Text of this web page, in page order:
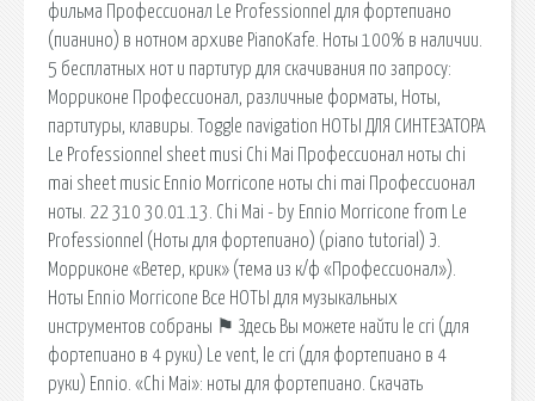
фильма Профессионал Le Professionnel для фортепиано
(пианино) в нотном архиве PianoKafe. Ноты 100% в наличии.
5 бесплатных нот и партитур для скачивания по запросу:
Морриконе Профессионал, различные форматы, Ноты,
партитуры, клавиры. Toggle navigation НОТЫ ДЛЯ СИНТЕЗАТОРА
Le Professionnel sheet musi Chi Mai Профессионал ноты chi
mai sheet music Ennio Morricone ноты chi mai Профессионал
ноты. 22 310 30.01.13. Chi Mai - by Ennio Morricone from Le
Professionnel (Ноты для фортепиано) (piano tutorial) Э.
Морриконе «Ветер, крик» (тема из к/ф «Профессионал»).
Ноты Ennio Morricone Все НОТЫ для музыкальных
инструментов собраны ⚑ Здесь Вы можете найти le cri (для
фортепиано в 4 руки) Le vent, le cri (для фортепиано в 4
руки) Ennio. «Chi Mai»: ноты для фортепиано. Скачать